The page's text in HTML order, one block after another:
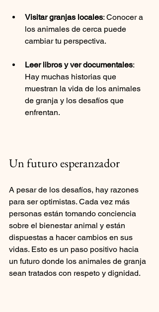
Visitar granjas locales: Conocer a
los animales de cerca puede
cambiar tu perspectiva.
Leer libros y ver documentales:
Hay muchas historias que
muestran la vida de los animales
de granja y los desafíos que
enfrentan.
Un futuro esperanzador
A pesar de los desafíos, hay razones
para ser optimistas. Cada vez más
personas están tomando conciencia
sobre el bienestar animal y están
dispuestas a hacer cambios en sus
vidas. Esto es un paso positivo hacia
un futuro donde los animales de granja
sean tratados con respeto y dignidad.